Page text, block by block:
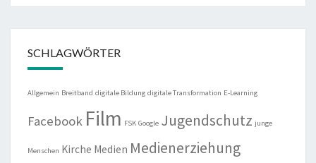
SCHLAGWÖRTER
Allgemein Breitband digitale Bildung digitale Transformation E-Learning
Facebook Film FSK Google Jugendschutz junge
Menschen Kirche Medien Medienerziehung